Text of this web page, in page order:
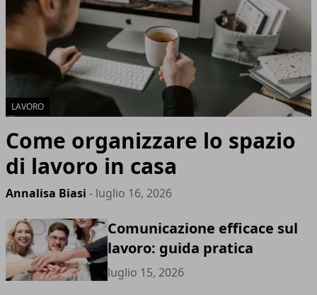
LAVORO
Come organizzare lo spazio
di lavoro in casa
Annalisa Biasi - luglio 16, 2026
Comunicazione efficace sul
lavoro: guida pratica
luglio 15, 2026